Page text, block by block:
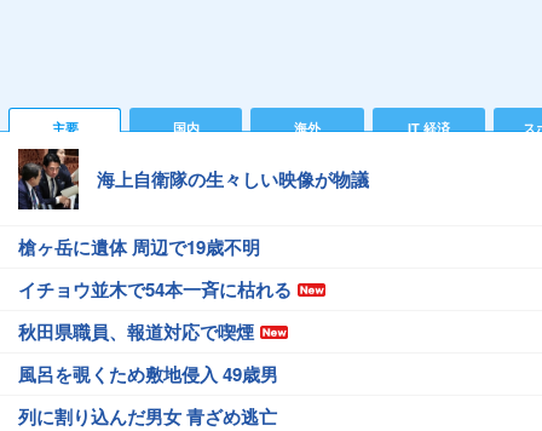
主要 国内 海外 IT 経済 ス
海上自衛隊の生々しい映像が物議
槍ヶ岳に遺体 周辺で19歳不明
イチョウ並木で54本一斉に枯れる
秋田県職員、報道対応で喫煙
風呂を覗くため敷地侵入 49歳男
列に割り込んだ男女 青ざめ逃亡